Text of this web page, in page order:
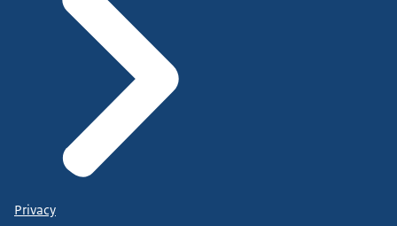
Privacy